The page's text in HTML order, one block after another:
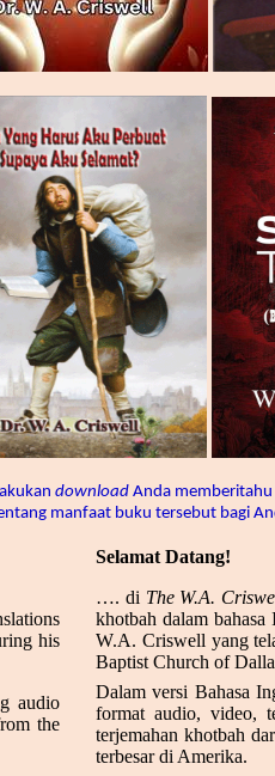
downloadAnda memberitahu
manfaat buku tersebut bagi
his
audio
the
Selamat Datang!
…. di The W.A.
khotbah dalam
W.A. Criswell yang
Baptist Church of
Dalam versi Bahasa
format audio, video,
terjemahan khotbah
terbesar di Amerika.